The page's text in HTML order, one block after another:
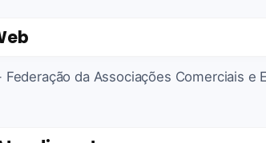
Federação da Associações Comerciais e